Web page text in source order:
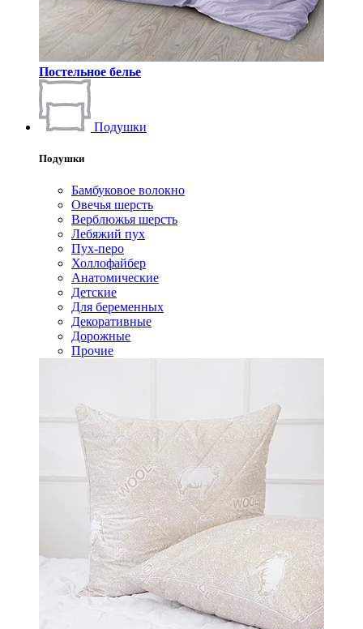
Постельное белье
Подушки
Подушки
Бамбуковое волокно
Овечья шерсть
Верблюжья шерсть
Лебяжий пух
Пух-перо
Холлофайбер
Анатомические
Детские
Для беременных
Декоративные
Дорожные
Прочие